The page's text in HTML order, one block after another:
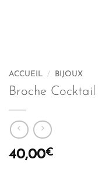
ACCUEIL / BIJOUX
Broche Cocktail
40,00€